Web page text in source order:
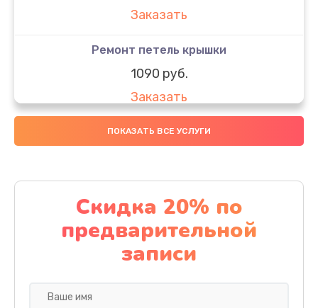
Заказать
Ремонт петель крышки
1090 руб.
Заказать
Замена вебкамеры
Заказать
Установка драйверов
1000 руб.
Заказать
ПОКАЗАТЬ ВСЕ УСЛУГИ
Скидка 20% по
предварительной
записи